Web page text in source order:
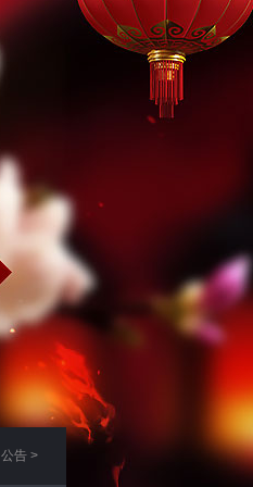
公告 >